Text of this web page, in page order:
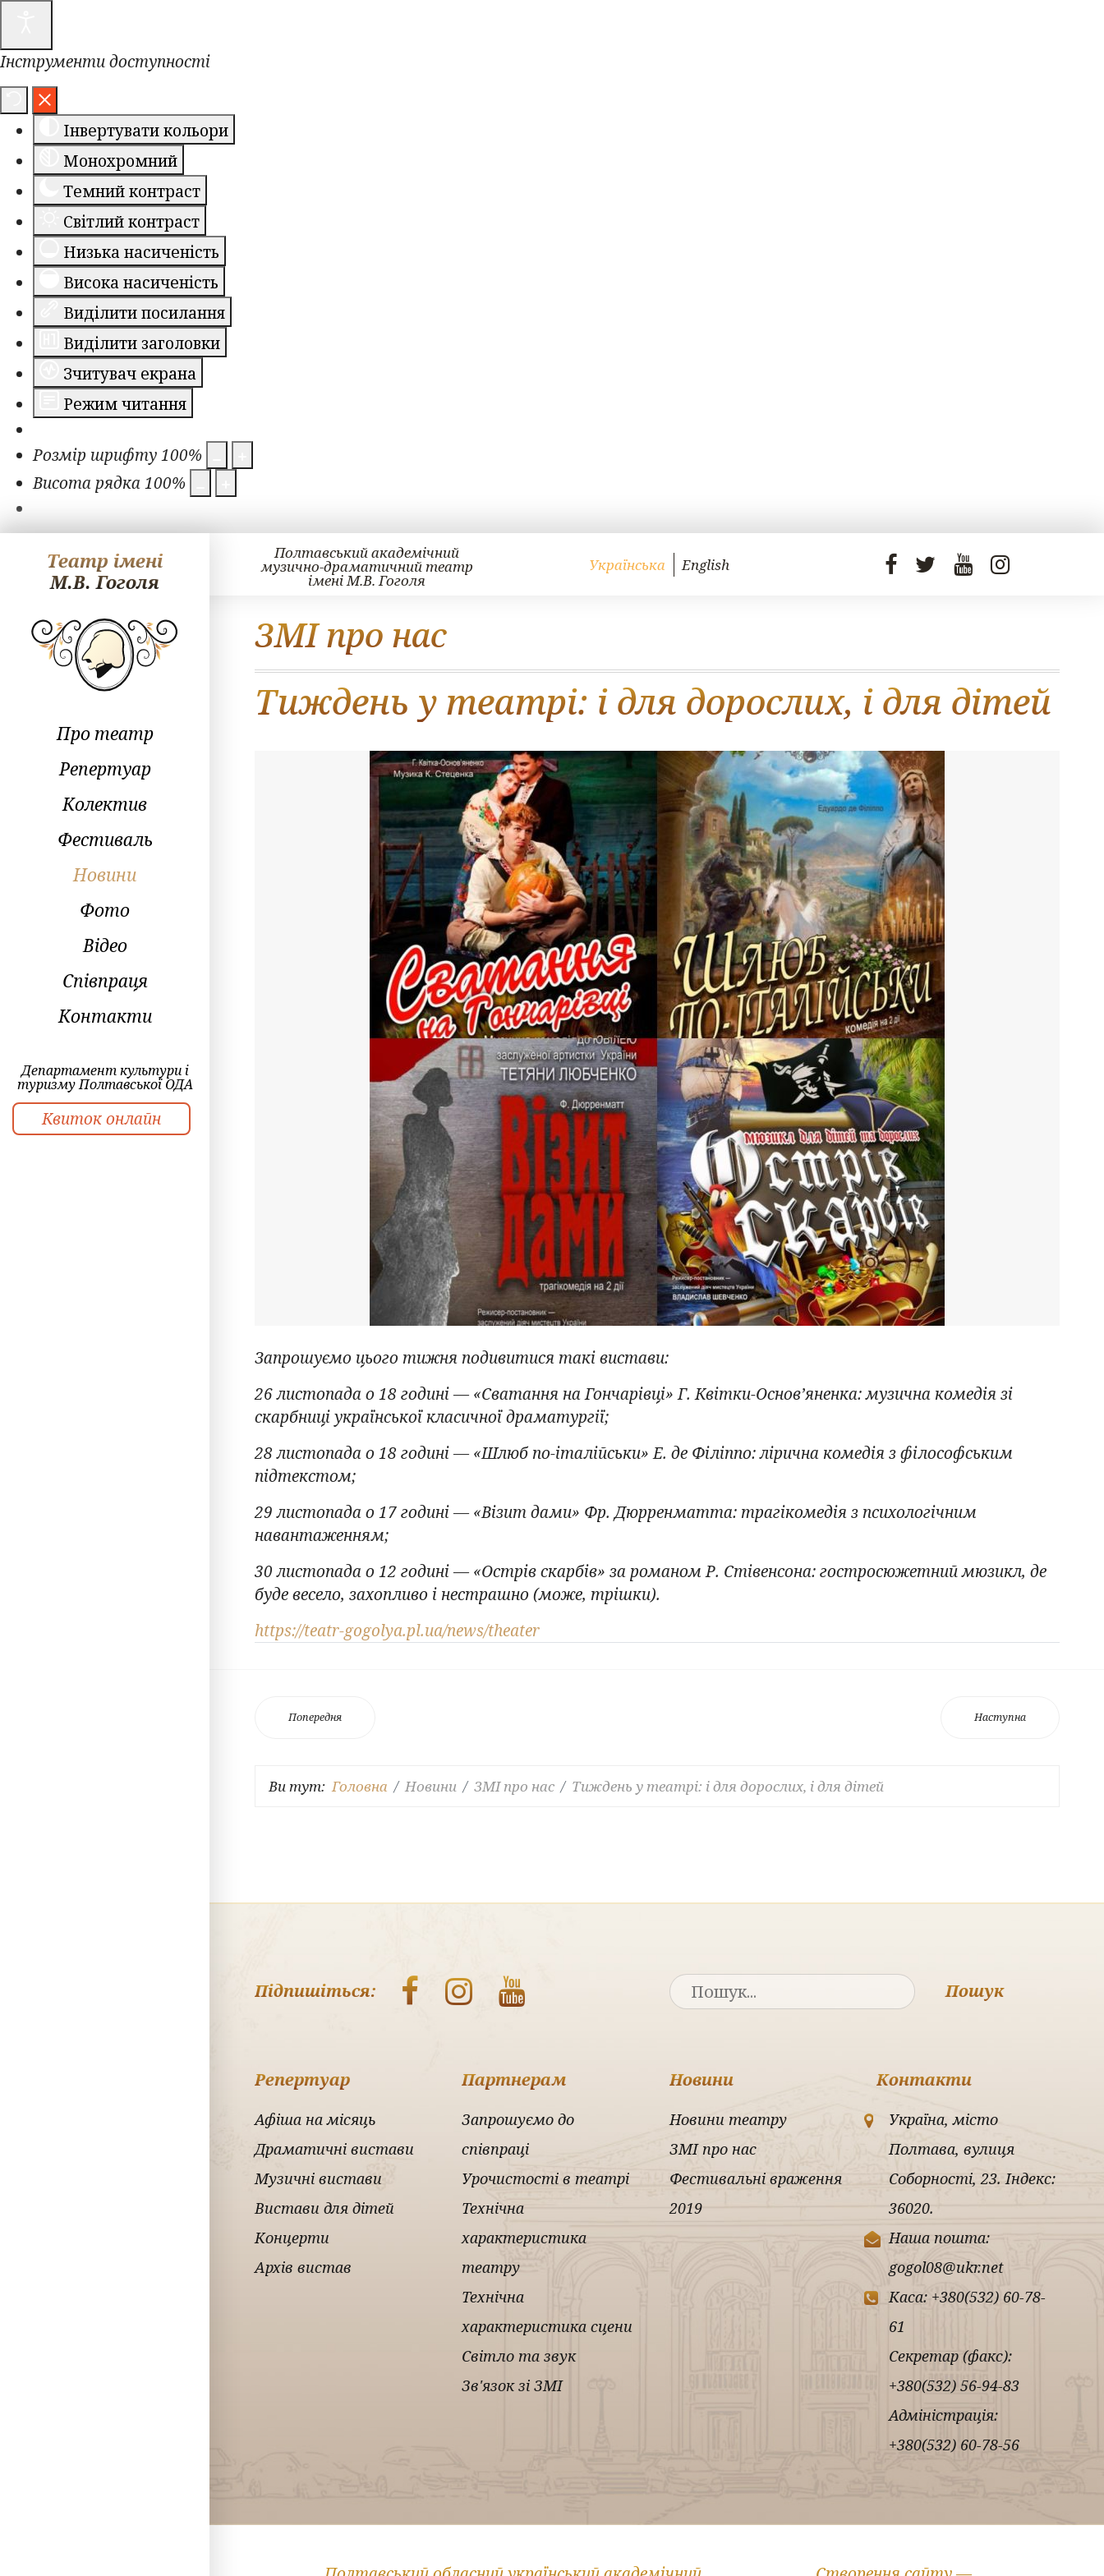
Інструменти доступності
Інвертувати кольори
Монохромний
Темний контраст
Світлий контраст
Низька насиченість
Висока насиченість
Виділити посилання
Виділити заголовки
Зчитувач екрана
Режим читання
Розмір шрифту100%
Висота рядка100%
Театр імені
М.В. Гоголя
Про театр
Репертуар
Колектив
Фестиваль
Новини
Фото
Відео
Співпраця
Контакти
Департамент культури і
туризму Полтавської ОДА
Квиток онлайн
Полтавський академічний
музично-драматичний театр
імені М.В. Гоголя
Українська English
ЗМІ про нас
Тиждень у театрі: і для дорослих, і для дітей
Запрошуємо цього тижня подивитися такі вистави:
26 листопада о 18 годині — «Сватання на Гончарівці» Г. Квітки-Основ’яненка: музична комедія зі
скарбниці української класичної драматургії;
28 листопада о 18 годині — «Шлюб по-італійськи» Е. де Філіппо: лірична комедія з філософським
підтекстом;
29 листопада о 17 годині — «Візит дами» Фр. Дюрренматта: трагікомедія з психологічним
навантаженням;
30 листопада о 12 годині — «Острів скарбів» за романом Р. Стівенсона: гостросюжетний мюзикл, де
буде весело, захопливо і нестрашно (може, трішки).
https://teatr-gogolya.pl.ua/news/theater
Попередня Наступна
Ви тут:Головна Новини ЗМІ про нас Тиждень у театрі: і для дорослих, і для дітей
Підпишіться: Пошук
Репертуар
Афіша на місяць
Драматичні вистави
Музичні вистави
Вистави для дітей
Концерти
Архів вистав
Партнерам
Запрошуємо до
співпраці
Урочистості в театрі
Технічна
характеристика
театру
Технічна
характеристика сцени
Світло та звук
Зв'язок зі ЗМІ
Новини
Новини театру
ЗМІ про нас
Фестивальні враження
2019
Контакти
Україна, місто
Полтава, вулиця
Соборності, 23. Індекс:
36020.
Наша пошта:
gogol08@ukr.net
Каса: +380(532) 60-78-
61
Секретар (факс):
+380(532) 56-94-83
Адміністрація:
+380(532) 60-78-56